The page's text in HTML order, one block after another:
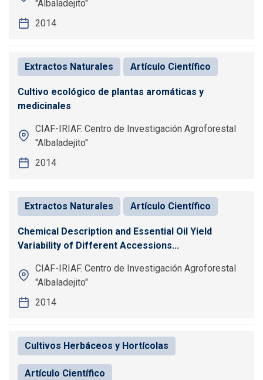
"Albaladejito"
2014
Extractos Naturales Artículo Científico
Cultivo ecológico de plantas aromáticas y
medicinales
CIAF-IRIAF. Centro de Investigación Agroforestal
"Albaladejito"
2014
Extractos Naturales Artículo Científico
Chemical Description and Essential Oil Yield
Variability of Different Accessions...
CIAF-IRIAF. Centro de Investigación Agroforestal
"Albaladejito"
2014
Cultivos Herbáceos y Hortícolas
Artículo Científico